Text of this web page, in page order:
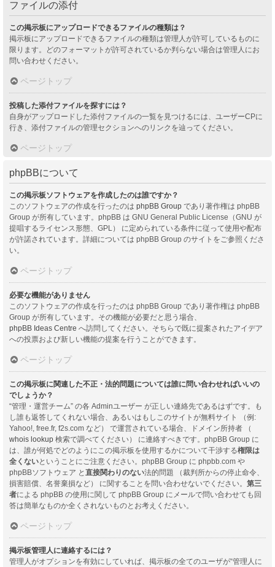
ファイルの添付
この掲示板にアップロードできるファイルの種類は？
掲示板にアップロードできるファイルの種類は管理人が許可しているものに
限ります。どのフォーマットが許可されているか判らない場合は管理人にお
問い合わせください。
ページトップ
投稿した添付ファイルを探すには？
自身がアップロードした添付ファイルの一覧を見つけるには、ユーザーCPに
行き、添付ファイルの管理セクションへのリンクを辿ってください。
ページトップ
phpBBについて
この掲示板ソフトウェアを作成したのは誰ですか？
このソフトウェアの作成を行ったのは phpBB Group であり著作権は phpBB
Group が所有しています。phpBB は GNU General Public License（GNU が
提唱するライセンス形態、GPL） に定められている条件に従って使用や配布
が許諾されています。詳細については phpBB Group のサイトをご参照くださ
い。
ページトップ
必要な機能がありません
このソフトウェアの作成を行ったのは phpBB Group であり著作権は phpBB
Group が所有しています。その機能が必要だと思う場合、
phpBB Ideas Centre へ訪問してください。そちらで既に提案されたアイデア
への投票および新しい機能の提案を行うことができます。
ページトップ
この掲示板に関連した不正・法的問題については誰に問い合わせればいいの
でしょうか？
“管理・運営チーム” の各 Adminユーザー が正しい連絡先であるはずです。も
し誰も返答してくれない場合、あるいはもしこのサイトが無料サイト （例:
Yahoo!, free.fr, f2s.com など） で運営されている場合、ドメイン所持者 （
whois lookup 検索で調べてください） に連絡すべきです。phpBB Group に
は、誰が何処でどのようにこの掲示板を使用するかについて干渉する権限は
全くないということにご注意ください。phpBB Group に phpbb.com や
phpBBソフトウェア と 直接関わりのない法的問題 （裁判所からの停止命令、
損害賠償、名誉棄損など） に関することを問い合わせないでください。 第三
者による phpBB の使用に関して phpBB Group にメールで問い合わせても回
答は簡単なものか全くされないものとお考えください。
ページトップ
掲示板管理人に連絡するには？
管理人がオプションを有効にしていれば、掲示板の全てのユーザが“管理人に